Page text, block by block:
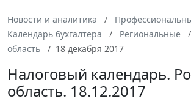
Новости и аналитика
Календарь бухгалтера
Региональные
область
18 декабря 2017
Налоговый календарь.
область. 18.12.2017